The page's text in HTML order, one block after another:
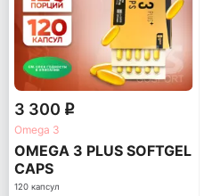
3 300 q
Omega 3
OMEGA 3 PLUS SOFTGEL
CAPS
120 капсул